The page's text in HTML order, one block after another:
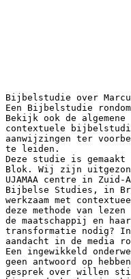
Bijbelstudie over
Een Bijbelstudie
Bekijk ook de
contextuele
aanwijzingen ter
te leiden.
Deze studie is gemaakt
Blok. Wij zijn
UJAMAA centre in
Bijbelse Studies, in
werkzaam met
deze methode van
de maatschappij en
transformatie nodig?
aandacht in de media
Een ingewikkeld
geen antwoord op
gesprek over willen